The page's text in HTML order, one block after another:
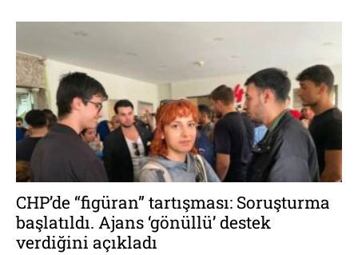
CHP’de “figüran” tartışması: Soruşturma
başlatıldı. Ajans ‘gönüllü’ destek
verdiğini açıkladı